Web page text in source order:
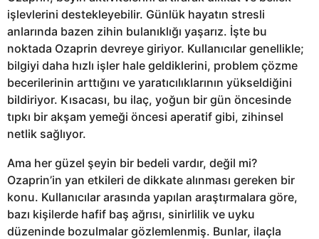
işlevlerini destekleyebilir. Günlük hayatın stresli
anlarında bazen zihin bulanıklığı yaşarız. İşte bu
noktada Ozaprin devreye giriyor. Kullanıcılar genellikle;
bilgiyi daha hızlı işler hale geldiklerini, problem çözme
becerilerinin arttığını ve yaratıcılıklarının yükseldiğini
bildiriyor. Kısacası, bu ilaç, yoğun bir gün öncesinde
tıpkı bir akşam yemeği öncesi aperatif gibi, zihinsel
netlik sağlıyor.
Ama her güzel şeyin bir bedeli vardır, değil mi?
Ozaprin’in yan etkileri de dikkate alınması gereken bir
konu. Kullanıcılar arasında yapılan araştırmalara göre,
bazı kişilerde hafif baş ağrısı, sinirlilik ve uyku
düzeninde bozulmalar gözlemlenmiş. Bunlar, ilaçla